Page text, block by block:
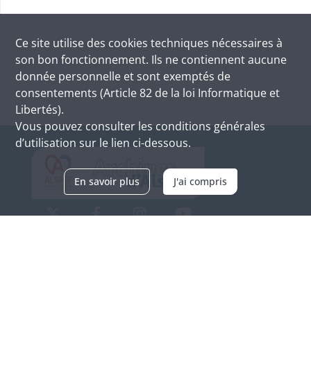
Ce site utilise des cookies techniques nécessaires à
son bon fonctionnement. Ils ne contiennent aucune
donnée personnelle et sont exemptés de
consentements (Article 82 de la loi Informatique et
Libertés).
Vous pouvez consulter les conditions générales
d’utilisation sur le lien ci-dessous.
En savoir plus J'ai compris